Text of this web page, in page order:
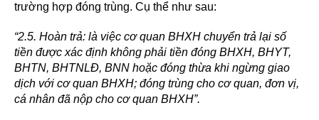
trường hợp đóng trùng. Cụ thể như sau:
“2.5. Hoàn trả: là việc cơ quan BHXH chuyển trả lại số
tiền được xác định không phải tiền đóng BHXH, BHYT,
BHTN, BHTNLĐ, BNN hoặc đóng thừa khi ngừng giao
dịch với cơ quan BHXH; đóng trùng cho cơ quan, đơn vị,
cá nhân đã nộp cho cơ quan BHXH”.